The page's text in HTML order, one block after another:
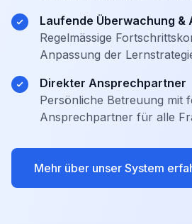
Laufende Überwachung &
Regelmässige
Anpassung der
Direkter Ansprechpartner
Persönliche Betreuung mit
Ansprechpartner für alle
Mehr über unser System